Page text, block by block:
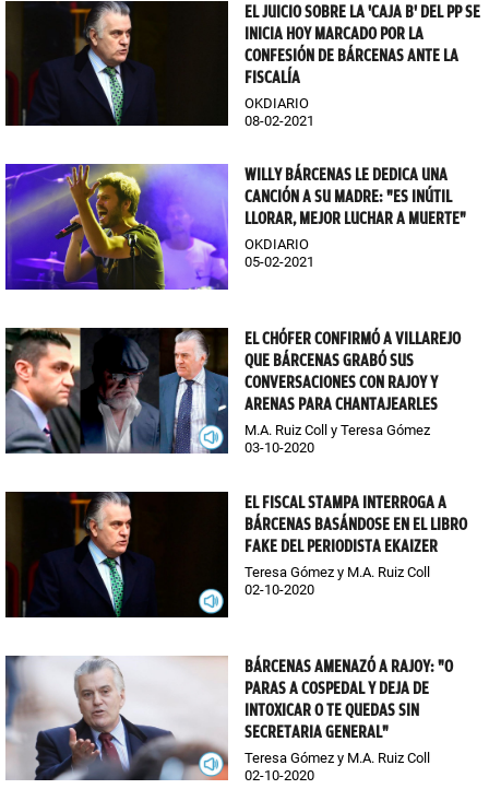
EL JUICIO SOBRE LA 'CAJA B' DEL PP SE
INICIA HOY MARCADO POR LA
CONFESIÓN DE BÁRCENAS ANTE LA
FISCALÍA
OKDIARIO
08-02-2021
WILLY BÁRCENAS LE DEDICA UNA
CANCIÓN A SU MADRE: "ES INÚTIL
LLORAR, MEJOR LUCHAR A MUERTE"
OKDIARIO
05-02-2021
EL CHÓFER CONFIRMÓ A VILLAREJO
QUE BÁRCENAS GRABÓ SUS
CONVERSACIONES CON RAJOY Y
ARENAS PARA CHANTAJEARLES
M.A. Ruiz Coll y Teresa Gómez
03-10-2020
EL FISCAL STAMPA INTERROGA A
BÁRCENAS BASÁNDOSE EN EL LIBRO
FAKE DEL PERIODISTA EKAIZER
Teresa Gómez y M.A. Ruiz Coll
02-10-2020
BÁRCENAS AMENAZÓ A RAJOY: "O
PARAS A COSPEDAL Y DEJA DE
INTOXICAR O TE QUEDAS SIN
SECRETARIA GENERAL"
Teresa Gómez y M.A. Ruiz Coll
02-10-2020